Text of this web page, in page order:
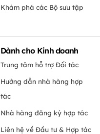
Khám phá các Bộ sưu tập
Dành cho Kinh doanh
Trung tâm hỗ trợ Đối tác
Hướng dẫn nhà hàng hợp
tác
Nhà hàng đăng ký hợp tác
Liên hệ về Đầu tư & Hợp tác